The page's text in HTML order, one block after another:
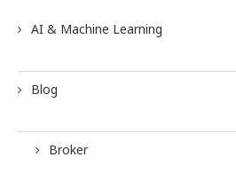
AI & Machine Learning
Blog
Broker